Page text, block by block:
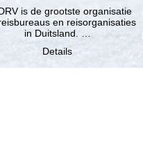
is de grootste organisatie
en reisorganisaties
in Duitsland. …
Details